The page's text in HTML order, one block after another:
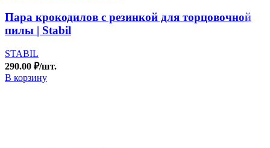
Пара крокодилов с резинкой для торцовочной
пилы | Stabil
STABIL
290.00 ₽/шт.
В корзину